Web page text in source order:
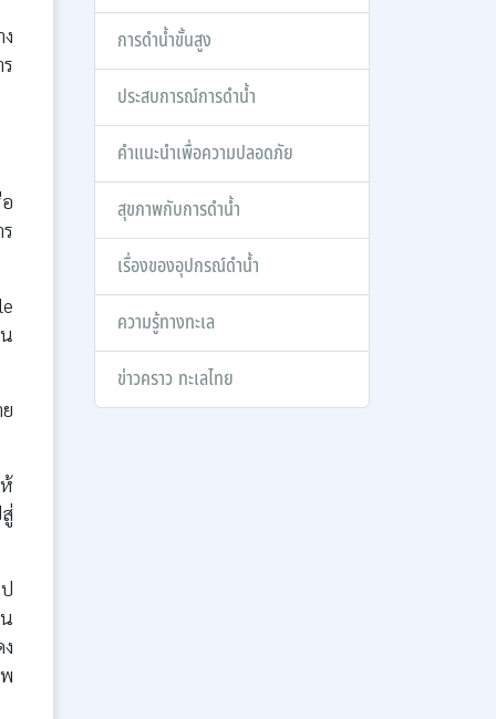
การดำน้ำขั้นสูง
ประสบการณ์การดำน้ำ
คำแนะนำเพื่อความปลอดภัย
สุขภาพกับการดำน้ำ
เรื่องของอุปกรณ์ดำน้ำ
ความรู้ทางทะเล
ข่าวคราว ทะเลไทย